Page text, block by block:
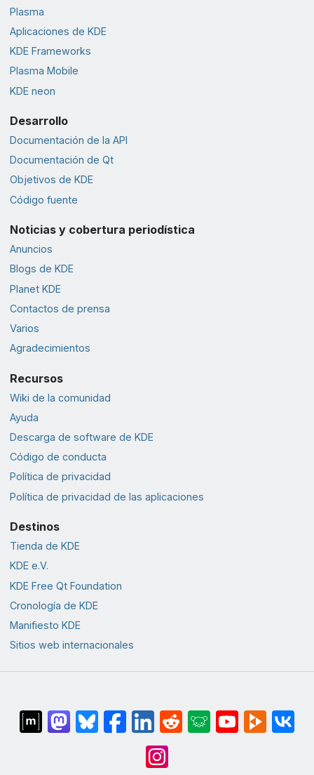
Plasma
Aplicaciones de KDE
KDE Frameworks
Plasma Mobile
KDE neon
Desarrollo
Documentación de la API
Documentación de Qt
Objetivos de KDE
Código fuente
Noticias y cobertura periodística
Anuncios
Blogs de KDE
Planet KDE
Contactos de prensa
Varios
Agradecimientos
Recursos
Wiki de la comunidad
Ayuda
Descarga de software de KDE
Código de conducta
Política de privacidad
Política de privacidad de las aplicaciones
Destinos
Tienda de KDE
KDE e.V.
KDE Free Qt Foundation
Cronología de KDE
Manifiesto KDE
Sitios web internacionales